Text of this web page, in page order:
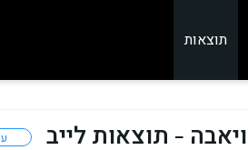
תוצאות
- תוצאות לייב